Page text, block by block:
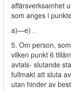
affärsverksamhet
som anges i
a)—e) .
5. Om person,
vilken punkt 6
avtals- slutande
fullmakt att sluta
utan hinder av